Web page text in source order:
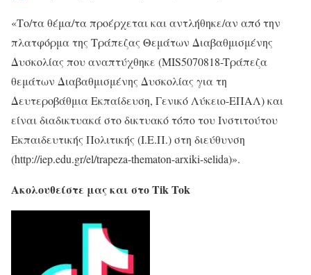
«Το/τα θέμα/τα προέρχεται και αντλήθηκε/αν από την
πλατφόρμα της Τράπεζας Θεμάτων Διαβαθμισμένης
Δυσκολίας που αναπτύχθηκε (MIS5070818-Tράπεζα
θεμάτων Διαβαθμισμένης Δυσκολίας για τη
Δευτεροβάθμια Εκπαίδευση, Γενικό Λύκειο-ΕΠΑΛ) και
είναι διαδικτυακά στο δικτυακό τόπο του Ινστιτούτου
Εκπαιδευτικής Πολιτικής (Ι.Ε.Π.) στη διεύθυνση
(http://iep.edu.gr/el/trapeza-thematon-arxiki-selida)».
Ακολουθείστε μας και στο Tik Tok